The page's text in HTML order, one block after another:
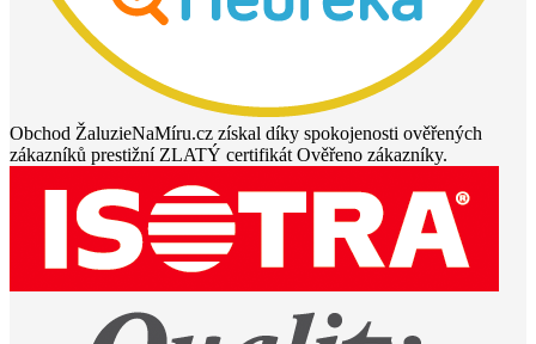
Obchod ŽaluzieNaMíru.cz získal díky spokojenosti ověřených
zákazníků prestižní ZLATÝ certifikát Ověřeno zákazníky.